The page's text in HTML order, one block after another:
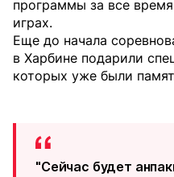
программы за все
играх.
Еще до начала
в Харбине подарили
которых уже были
"Сейчас будет